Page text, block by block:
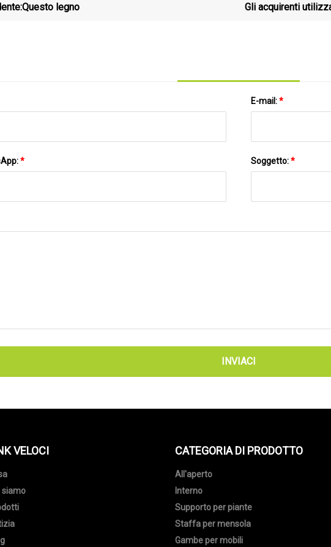
Questo legno
Gli acquirenti
E-mail:*
* Soggetto:*
INVIACI
VELOCI
siamo
CATEGORIA DI PRODOTTO
All'aperto
Interno
Supporto per piante
Staffa per mensola
Gambe per mobili